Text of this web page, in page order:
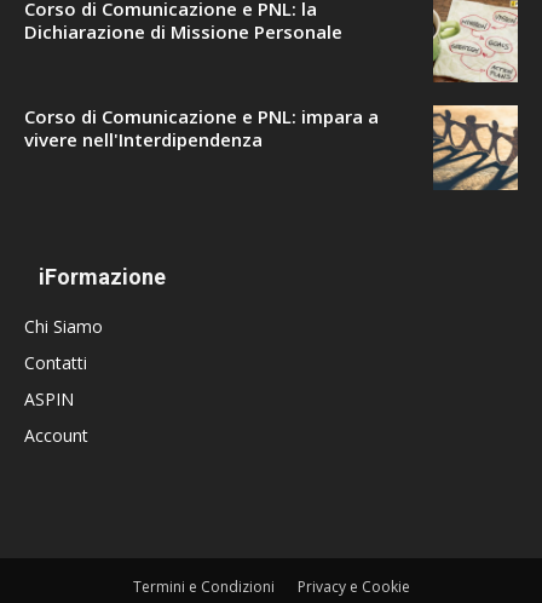
Corso di Comunicazione e PNL: la
Dichiarazione di Missione Personale
Corso di Comunicazione e PNL: impara a
vivere nell'Interdipendenza
iFormazione
Chi Siamo
Contatti
ASPIN
Account
Termini e Condizioni Privacy e Cookie